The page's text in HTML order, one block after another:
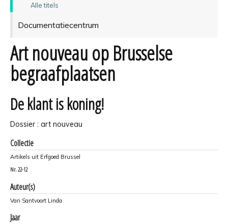
Alle titels
Documentatiecentrum
Art nouveau op Brusselse
begraafplaatsen
De klant is koning!
Dossier : art nouveau
Collectie
Artikels uit Erfgoed Brussel
Nr. 22-12
Auteur(s)
Van Santvoort Linda
Jaar